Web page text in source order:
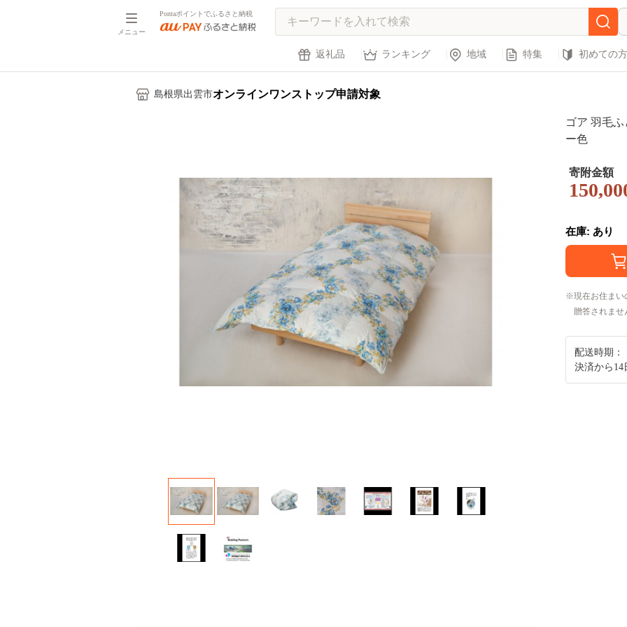
メニュー
Pontaポイントでふるさと納税
返礼品 ランキング 地域 特集 初めての方
島根県出雲市オンラインワンストップ申請対象
ゴア 羽毛
ー色
寄附金額
在庫: あり
現在お住まい
贈答されませ
配送時期：
決済から14